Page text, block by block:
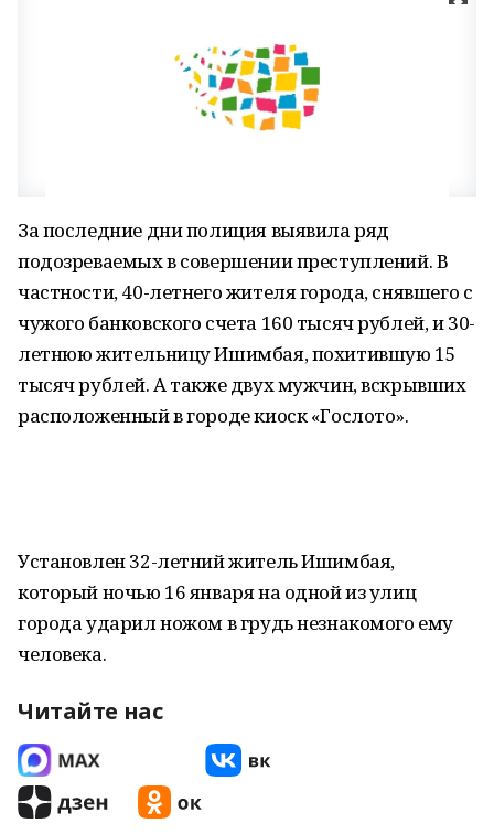
За последние дни полиция выявила ряд
подозреваемых в совершении преступлений. В
частности, 40-летнего жителя города, снявшего с
чужого банковского счета 160 тысяч рублей, и 30-
летнюю жительницу Ишимбая, похитившую 15
тысяч рублей. А также двух мужчин, вскрывших
расположенный в городе киоск «Гослото».
Установлен 32-летний житель Ишимбая,
который ночью 16 января на одной из улиц
города ударил ножом в грудь незнакомого ему
человека.
Читайте нас